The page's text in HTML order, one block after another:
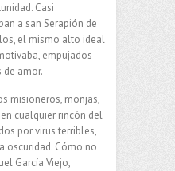
Casi
a san Serapión de
el mismo alto ideal
empujados
de amor.
misioneros, monjas,
cualquier rincón del
por virus terribles,
oscuridad. Cómo no
García Viejo,